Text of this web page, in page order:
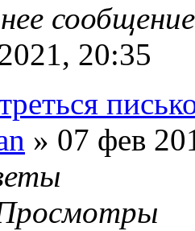
20:35
» 07 фев